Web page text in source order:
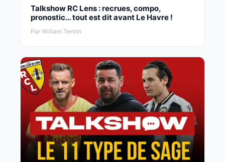
Talkshow RC Lens : recrues, compo,
pronostic… tout est dit avant Le Havre !
Par William Tertrin